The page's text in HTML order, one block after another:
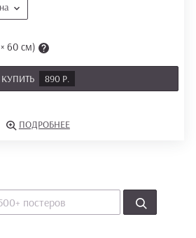
60 см)
КУПИТЬ 890 Р.
ПОДРОБНЕЕ